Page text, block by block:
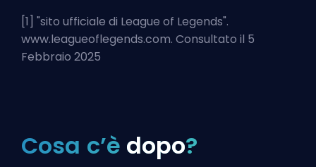
[1] "sito ufficiale di League of Legends".
www.leagueoflegends.com. Consultato il 5
Febbraio 2025
Cosa c’è dopo?